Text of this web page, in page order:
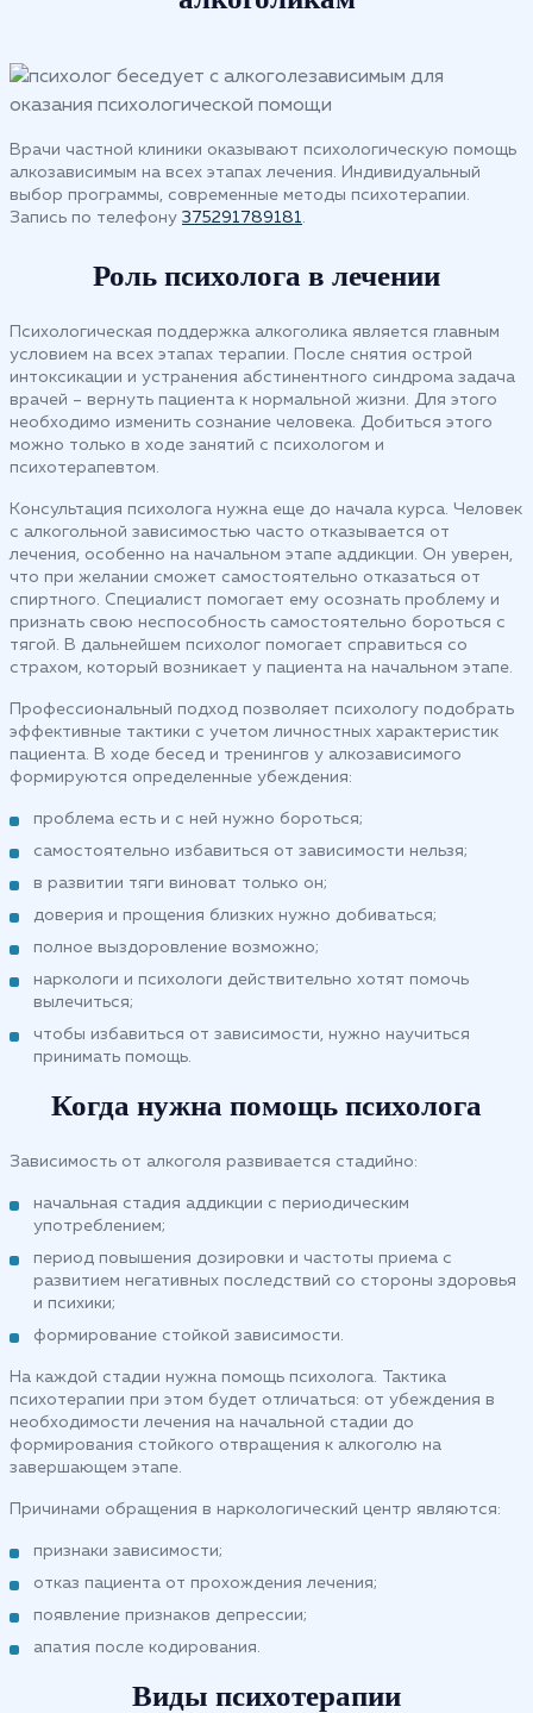
Врачи частной клиники оказывают психологическую помощь
алкозависимым на всех этапах лечения. Индивидуальный
выбор программы, современные методы психотерапии.
Запись по телефону 375291789181.
Роль психолога в лечении
Психологическая поддержка алкоголика является главным
условием на всех этапах терапии. После снятия острой
интоксикации и устранения абстинентного синдрома задача
врачей – вернуть пациента к нормальной жизни. Для этого
необходимо изменить сознание человека. Добиться этого
можно только в ходе занятий с психологом и
психотерапевтом.
Консультация психолога нужна еще до начала курса. Человек
с алкогольной зависимостью часто отказывается от
лечения, особенно на начальном этапе аддикции. Он уверен,
что при желании сможет самостоятельно отказаться от
спиртного. Специалист помогает ему осознать проблему и
признать свою неспособность самостоятельно бороться с
тягой. В дальнейшем психолог помогает справиться со
страхом, который возникает у пациента на начальном этапе.
Профессиональный подход позволяет психологу подобрать
эффективные тактики с учетом личностных характеристик
пациента. В ходе бесед и тренингов у алкозависимого
формируются определенные убеждения:
проблема есть и с ней нужно бороться;
самостоятельно избавиться от зависимости нельзя;
в развитии тяги виноват только он;
доверия и прощения близких нужно добиваться;
полное выздоровление возможно;
наркологи и психологи действительно хотят помочь
вылечиться;
чтобы избавиться от зависимости, нужно научиться
принимать помощь.
Когда нужна помощь психолога
Зависимость от алкоголя развивается стадийно:
начальная стадия аддикции с периодическим
употреблением;
период повышения дозировки и частоты приема с
развитием негативных последствий со стороны здоровья
и психики;
формирование стойкой зависимости.
На каждой стадии нужна помощь психолога. Тактика
психотерапии при этом будет отличаться: от убеждения в
необходимости лечения на начальной стадии до
формирования стойкого отвращения к алкоголю на
завершающем этапе.
Причинами обращения в наркологический центр являются:
признаки зависимости;
отказ пациента от прохождения лечения;
появление признаков депрессии;
апатия после кодирования.
Виды психотерапии